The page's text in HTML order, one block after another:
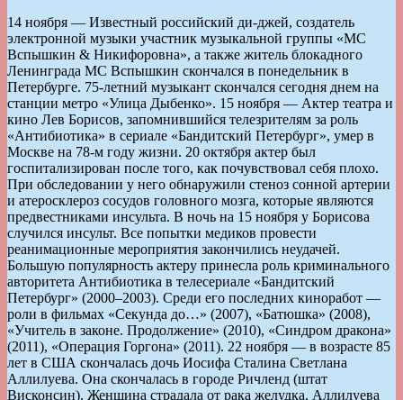
14 ноября — Известный российский ди-джей, создатель
электронной музыки участник музыкальной группы «MC
Вспышкин & Никифоровна», а также житель блокадного
Ленинграда MC Вспышкин скончался в понедельник в
Петербурге. 75-летний музыкант скончался сегодня днем на
станции метро «Улица Дыбенко». 15 ноября — Актер театра и
кино Лев Борисов, запомнившийся телезрителям за роль
«Антибиотика» в сериале «Бандитский Петербург», умер в
Москве на 78-м году жизни. 20 октября актер был
госпитализирован после того, как почувствовал себя плохо.
При обследовании у него обнаружили стеноз сонной артерии
и атеросклероз сосудов головного мозга, которые являются
предвестниками инсульта. В ночь на 15 ноября у Борисова
случился инсульт. Все попытки медиков провести
реанимационные мероприятия закончились неудачей.
Большую популярность актеру принесла роль криминального
авторитета Антибиотика в телесериале «Бандитский
Петербург» (2000–2003). Среди его последних киноработ —
роли в фильмах «Секунда до…» (2007), «Батюшка» (2008),
«Учитель в законе. Продолжение» (2010), «Синдром дракона»
(2011), «Операция Горгона» (2011). 22 ноября — в возрасте 85
лет в США скончалась дочь Иосифа Сталина Светлана
Аллилуева. Она скончалась в городе Ричленд (штат
Висконсин). Женщина страдала от рака желудка. Аллилуева